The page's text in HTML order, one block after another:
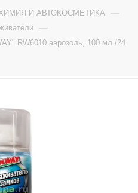
И АВТОКОСМЕТИКА —
—
RW6010 аэрозоль, 100 мл /24